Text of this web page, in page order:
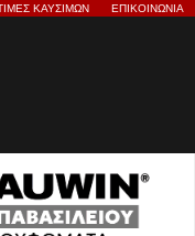
ΚΑΥΣΙΜΩΝ ΕΠΙΚΟΙΝΩΝΙΑ